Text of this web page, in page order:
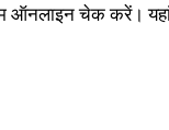
ऑनलाइन चेक करें।